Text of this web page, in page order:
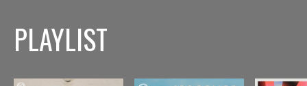
PLAYLIST